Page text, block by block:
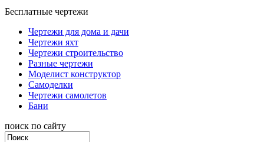
Бесплатные чертежи
Чертежи для дома и дачи
Чертежи яхт
Чертежи строительство
Разные чертежи
Моделист конструктор
Самоделки
Чертежи самолетов
Бани
поиск по сайту